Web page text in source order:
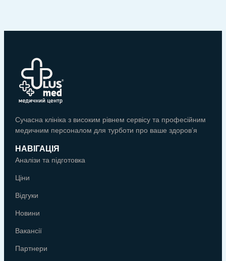
Сучасна клініка з високим рівнем сервісу та професійним
медичним персоналом для турботи про ваше здоров’я
НАВІГАЦІЯ
Аналізи та підготовка
Ціни
Відгуки
Новини
Вакансії
Партнери